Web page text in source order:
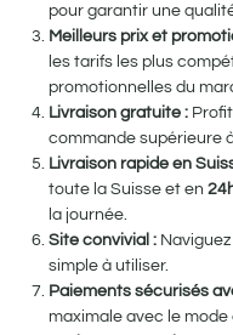
pour garantir une
Meilleurs prix et
les tarifs les plus
promotionnelles du
Livraison gratuite :
commande supérieure
Livraison rapide en
toute la Suisse et en
la journée.
Site convivial :
simple à utiliser.
Paiements sécurisés
maximale avec le mode